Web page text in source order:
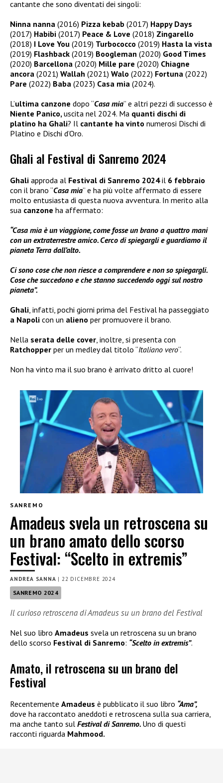
cantante che sono diventati dei singoli:
Ninna nanna (2016) Pizza kebab (2017) Happy Days
(2017) Habibi (2017) Peace & Love (2018) Zingarello
(2018) I Love You (2019) Turbococco (2019) Hasta la vista
(2019) Flashback (2019) Boogleman (2020) Good Times
(2020) Barcellona (2020) Mille pare (2020) Chiagne
ancora (2021) Wallah (2021) Walo (2022) Fortuna (2022)
Pare (2022) Baba (2023) Casa mia (2024).
L’ultima canzone dopo “Casa mia” e altri pezzi di successo è
Niente Panico, uscita nel 2024. Ma quanti dischi di
platino ha Ghali? Il cantante ha vinto numerosi Dischi di
Platino e Dischi d’Oro.
Ghali al Festival di Sanremo 2024
Ghali approda al Festival di Sanremo 2024il 6 febbraio
con il brano “Casa mia” e ha più volte affermato di essere
molto entusiasta di questa nuova avventura. In merito alla
sua canzone ha affermato:
“Casa mia è un viaggione, come fosse un brano a quattro mani
con un extraterrestre amico. Cerco di spiegargli e guardiamo il
pianeta Terra dall’alto.
Ci sono cose che non riesce a comprendere e non so spiegargli.
Cose che succedono e che stanno succedendo oggi sul nostro
pianeta”.
Ghali, infatti, pochi giorni prima del Festival ha passeggiato
a Napoli con un alieno per promuovere il brano.
Nella serata delle cover, inoltre, si presenta con
Ratchopper per un medley dal titolo “Italiano vero“.
Non ha vinto ma il suo brano è arrivato dritto al cuore!
SANREMO
Amadeus svela un retroscena su
un brano amato dello scorso
Festival: “Scelto in extremis”
ANDREA SANNA |22 DICEMBRE 2024
SANREMO 2024
Il curioso retroscena di Amadeus su un brano del Festival
Nel suo libro Amadeus svela un retroscena su un brano
dello scorso Festival di Sanremo: “Scelto in extremis”.
Amato, il retroscena su un brano del
Festival
Recentemente Amadeus è pubblicato il suo libro “Ama”,
dove ha raccontato aneddoti e retroscena sulla sua carriera,
ma anche tanto sul Festival di Sanremo. Uno di questi
racconti riguarda Mahmood.